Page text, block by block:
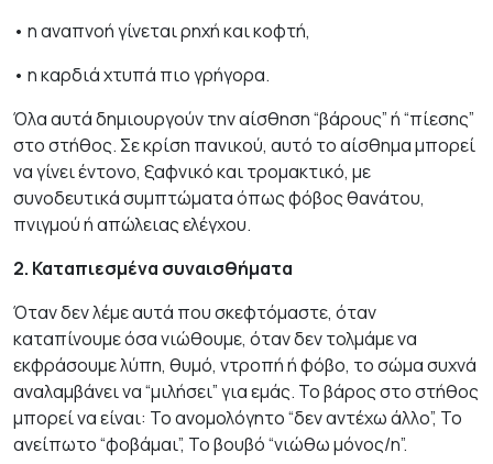
• η αναπνοή γίνεται ρηχή και κοφτή,
• η καρδιά χτυπά πιο γρήγορα.
Όλα αυτά δημιουργούν την αίσθηση “βάρους” ή “πίεσης”
στο στήθος. Σε κρίση πανικού, αυτό το αίσθημα μπορεί
να γίνει έντονο, ξαφνικό και τρομακτικό, με
συνοδευτικά συμπτώματα όπως φόβος θανάτου,
πνιγμού ή απώλειας ελέγχου.
2. Καταπιεσμένα συναισθήματα
Όταν δεν λέμε αυτά που σκεφτόμαστε, όταν
καταπίνουμε όσα νιώθουμε, όταν δεν τολμάμε να
εκφράσουμε λύπη, θυμό, ντροπή ή φόβο, το σώμα συχνά
αναλαμβάνει να “μιλήσει” για εμάς. Το βάρος στο στήθος
μπορεί να είναι: Το ανομολόγητο “δεν αντέχω άλλο”, Το
ανείπωτο “φοβάμαι”, Το βουβό “νιώθω μόνος/η”.